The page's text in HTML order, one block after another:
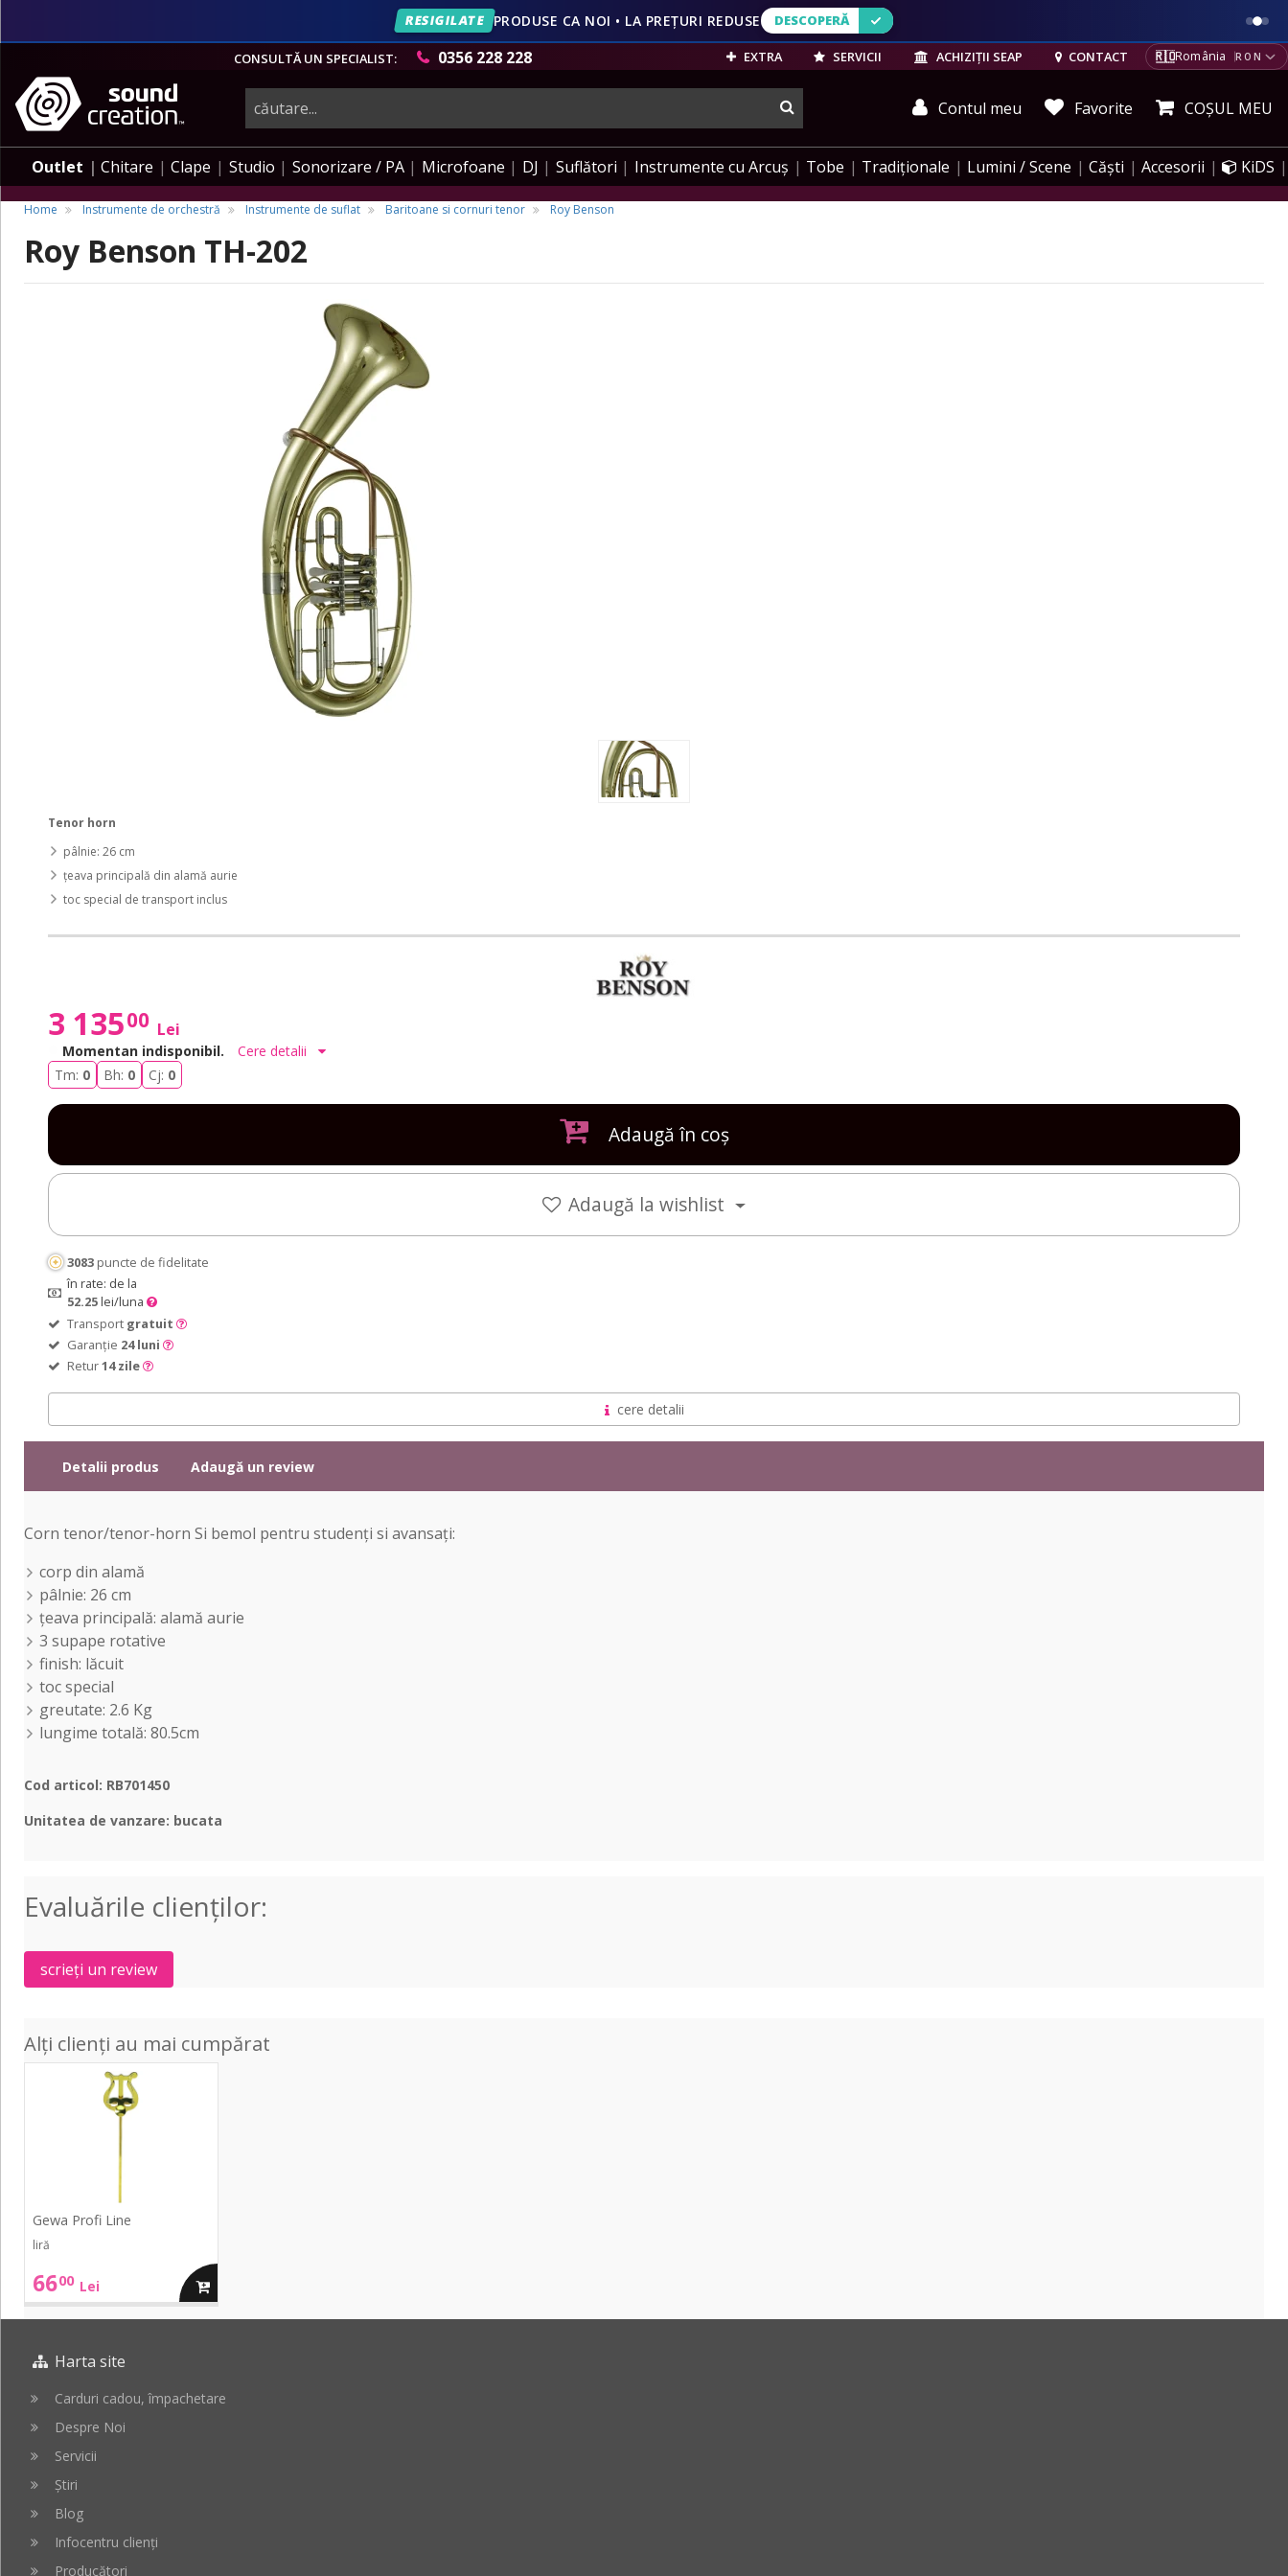
VEZI OFERTELE
RESIGILATE PRODUSE CA NOI • LA PREȚURI REDUSE DESCOPERĂ
DESCOPERĂ
CONSULTĂ UN SPECIALIST:
0356 228 228 EXTRA SERVICII ACHIZIȚII SEAP CONTACT 🇷🇴România RON
instrumente
muzicale,
echipamente
pro-
Contul meu Favorite COȘUL MEU
Outlet Chitare Clape Studio Sonorizare / PA Microfoane DJ Suflători Instrumente cu Arcuș Tobe Tradiționale Lumini / Scene Căști Accesorii KiDS
Home Instrumente de orchestră Instrumente de suflat Baritoane si cornuri tenor Roy Benson
Roy Benson TH-202
Tenor horn
pâlnie: 26 cm
țeava principală din alamă aurie
toc special de transport inclus
3 13500 Lei
Momentan indisponibil.
Cere detalii
Tm: 0 Bh: 0 Cj: 0
Adaugă în coș
Adaugă la wishlist
3083 puncte de fidelitate
în rate: de la
52.25lei/luna
Transport gratuit
Garanție 24 luni
Retur14 zile
cere detalii
Detalii produs Adaugă un review
Corn tenor/tenor-horn Si bemol pentru studenți si avansați:
corp din alamă
pâlnie: 26 cm
țeava principală: alamă aurie
3 supape rotative
finish: lăcuit
toc special
greutate: 2.6 Kg
lungime totală: 80.5cm
Cod articol: RB701450
Unitatea de vanzare: bucata
Evaluările clienţilor:
scrieți un review
Alți clienți au mai cumpărat
Gewa Profi Line
liră
6600 Lei adauga
Harta site
Carduri cadou, împachetare
Despre Noi
Servicii
Știri
Blog
Infocentru clienți
Producători